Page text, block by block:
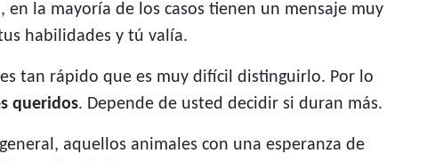
la mayoría de los casos tienen un mensaje muy
habilidades y tú valía.
tan rápido que es muy difícil distinguirlo. Por lo
queridos. Depende de usted decidir si duran más.
aquellos animales con una esperanza de